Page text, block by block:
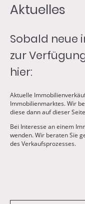
Aktuelles
Sobald neue
zur
hier:
Aktuelle
Immobilienmarktes. Wir
diese dann auf dieser
Bei Interesse an einem
wenden. Wir beraten Sie
des Verkaufsprozesses.